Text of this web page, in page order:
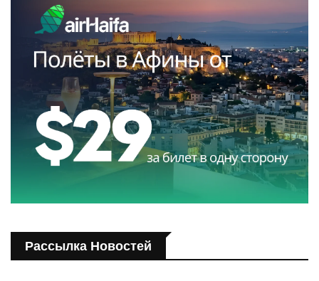
Рассылка Новостей